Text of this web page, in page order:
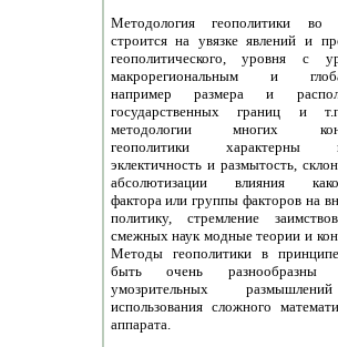
Методология геополитики во
строится на увязке явлений и
геополитического, уровня с
макрорегиональным и
например размера и
государственных границ и
методологии многих
геополитики характерны
эклектичность и размытость,
абсолютизации влияния
фактора или группы факторов на
политику, стремление
смежных наук модные теории и
Методы геополитики в
быть очень
умозрительных
использования сложного
аппарата.